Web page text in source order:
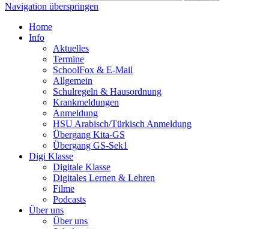
Navigation überspringen
Home
Info
Aktuelles
Termine
SchoolFox & E-Mail
Allgemein
Schulregeln & Hausordnung
Krankmeldungen
Anmeldung
HSU Arabisch/Türkisch Anmeldung
Übergang Kita-GS
Übergang GS-Sek1
Digi Klasse
Digitale Klasse
Digitales Lernen & Lehren
Filme
Podcasts
Über uns
Über uns